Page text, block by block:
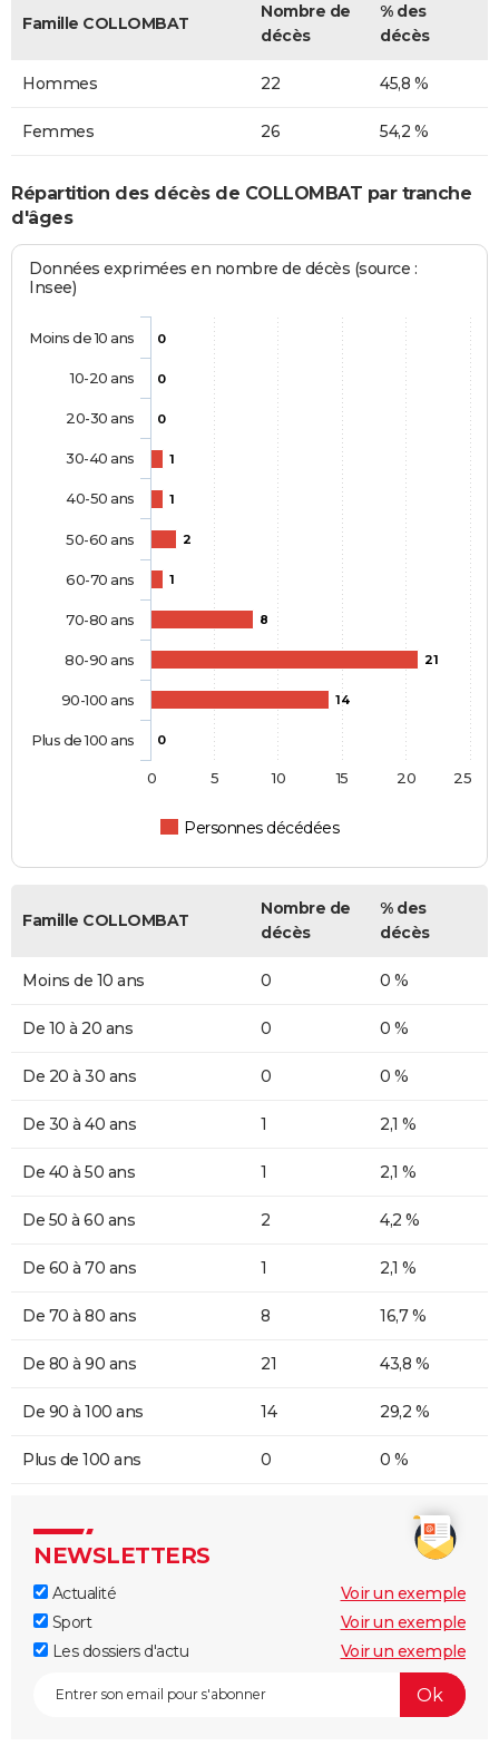
Famille COLLOMBAT
Nombre de
décès
% des
décès
Hommes 22 45,8 %
Femmes 26 54,2 %
Répartition des décès de COLLOMBAT par tranche
d'âges
Données exprimées en nombre de décès (source :
Insee)
0
0
0
1
1
2
1
8
21
14
0
Personnes décédées
Moins de 10 ans
10-20 ans
20-30 ans
30-40 ans
40-50 ans
50-60 ans
60-70 ans
70-80 ans
80-90 ans
90-100 ans
Plus de 100 ans
0 5 10 15 20 25
Famille COLLOMBAT
Nombre de
décès
% des
décès
Moins de 10 ans 0 0 %
De 10 à 20 ans 0 0 %
De 20 à 30 ans 0 0 %
De 30 à 40 ans 1 2,1 %
De 40 à 50 ans 1 2,1 %
De 50 à 60 ans 2 4,2 %
De 60 à 70 ans 1 2,1 %
De 70 à 80 ans 8 16,7 %
De 80 à 90 ans 21 43,8 %
De 90 à 100 ans 14 29,2 %
Plus de 100 ans 0 0 %
NEWSLETTERS
Actualité
Voir un exemple
Sport
Voir un exemple
Les dossiers d'actu
Voir un exemple